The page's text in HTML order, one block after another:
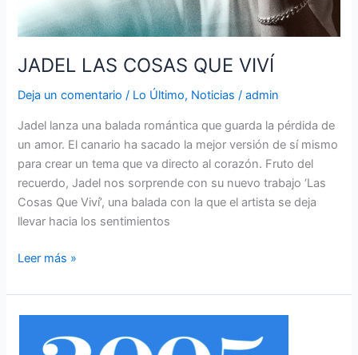
JADEL LAS COSAS QUE VIVÍ
Deja un comentario / Lo Último, Noticias /admin
Jadel lanza una balada romántica que guarda la pérdida de
un amor. El canario ha sacado la mejor versión de sí mismo
para crear un tema que va directo al corazón. Fruto del
recuerdo, Jadel nos sorprende con su nuevo trabajo ‘Las
Cosas Que Viví’, una balada con la que el artista se deja
llevar hacia los sentimientos
Leer más »
Nuevo